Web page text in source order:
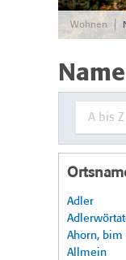
Wohnen
Adler
Ahorn, bim
Allmein